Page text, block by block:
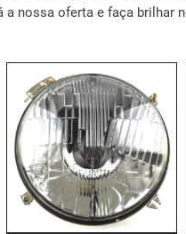
nossa oferta e faça brilhar